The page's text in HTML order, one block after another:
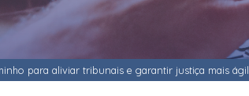
para aliviar tribunais e garantir justiça mais ágil